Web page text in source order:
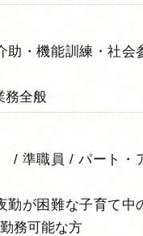
助・機能訓練・社会
務全般
/ 準職員 / パート・
が困難な子育て中
務可能な方